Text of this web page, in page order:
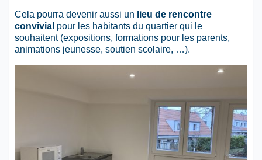
Cela pourra devenir aussi un lieu de rencontre
convivial pour les habitants du quartier qui le
souhaitent (expositions, formations pour les parents,
animations jeunesse, soutien scolaire, …).